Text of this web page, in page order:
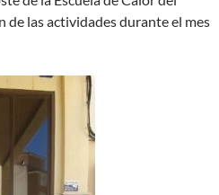
de las actividades durante el mes